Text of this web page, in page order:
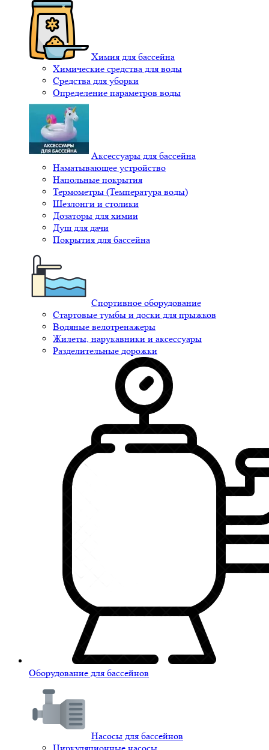
Химия для бассейна
Химические средства для воды
Средства для уборки
Определение параметров воды
Аксессуары для бассейна
Наматывающее устройство
Напольные покрытия
Термометры (Температура воды)
Шезлонги и столики
Дозаторы для химии
Душ для дачи
Покрытия для бассейна
Спортивное оборудование
Стартовые тумбы и доски для прыжков
Водяные велотренажеры
Жилеты, нарукавники и аксессуары
Разделительные дорожки
Оборудование для бассейнов
Насосы для бассейнов